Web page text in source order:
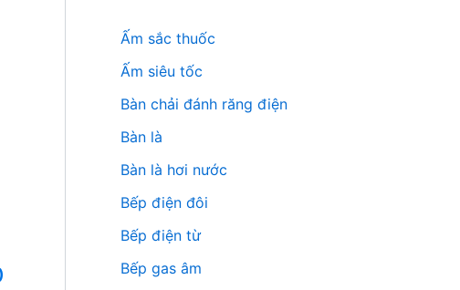
m
:Ấm sắc thuốc
Ấm siêu tốc
Bàn chải đánh răng điện
Bàn là
Bàn là hơi nước
Bếp điện đôi
Bếp điện từ
Bếp gas âm